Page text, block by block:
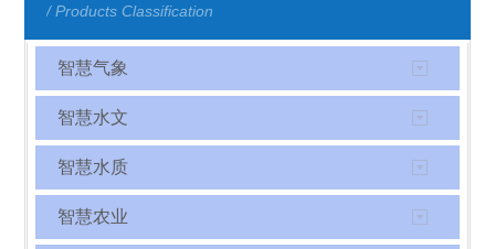
/ Products Classification
智慧气象
智慧水文
智慧水质
智慧农业